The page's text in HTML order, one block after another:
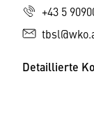
+43 5
Detaillierte